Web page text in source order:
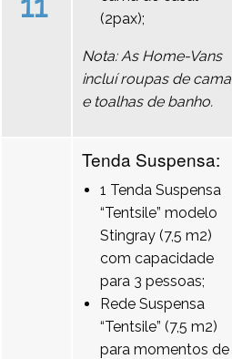
(2pax);
Nota: As Home-Vans
incluí roupas de cama
e toalhas de banho.
Tenda Suspensa:
1 Tenda Suspensa
“Tentsile” modelo
Stingray (7,5 m2)
com capacidade
para 3 pessoas;
Rede Suspensa
“Tentsile” (7,5 m2)
para momentos de